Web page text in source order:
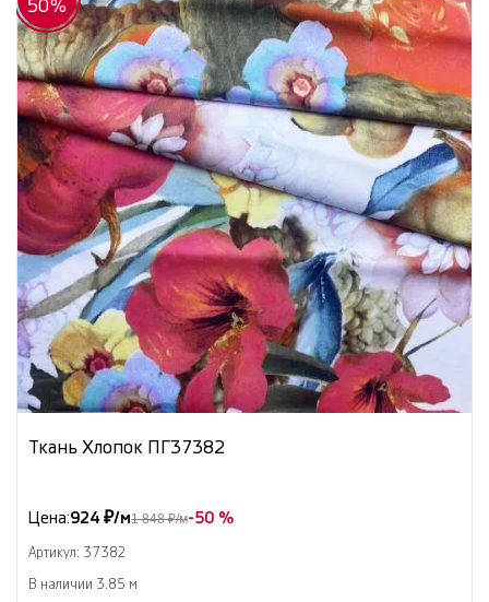
50%
Ткань Хлопок ПГ37382
Цена:924 ₽/м1 848 ₽/м-50 %
Артикул: 37382
В наличии 3.85 м